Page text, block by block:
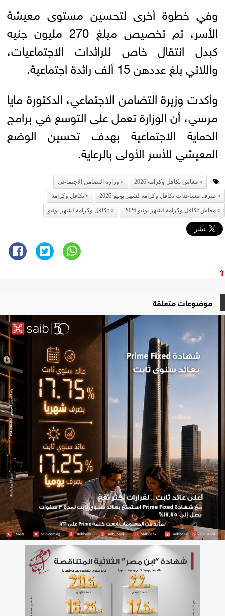
وفي خطوة أخرى لتحسين مستوى معيشة
الأسر، تم تخصيص مبلغ 270 مليون جنيه
كبدل انتقال خاص للرائدات الاجتماعيات،
واللاتي بلغ عددهن 15 ألف رائدة اجتماعية.
وأكدت وزيرة التضامن الاجتماعي، الدكتورة مايا
مرسي، أن الوزارة تعمل على التوسع في برامج
الحماية الاجتماعية بهدف تحسين الوضع
المعيشي للأسر الأولى بالرعاية.
معاش تكافل وكرامة 2026
وزارة التضامن الاجتماعي
صرف مساعدات تكافل وكرامة لشهر يونيو 2026
تكافل وكرامة
معاش تكافل وكرامة لشهر يونيو 2026
تكافل وكرامة لشهر يونيو
⇧
موضوعات متعلقة